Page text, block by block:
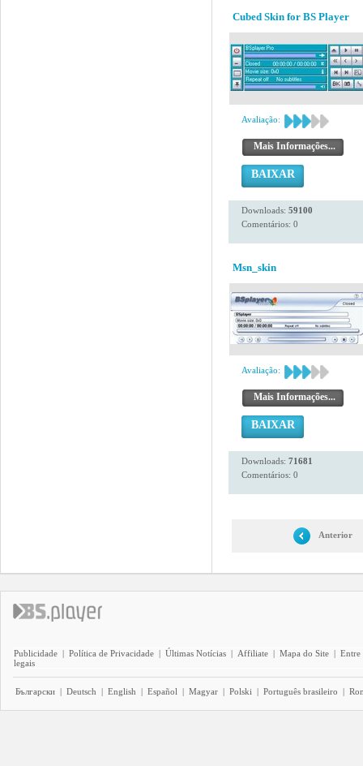
Cubed Skin for BS Player
Avaliação:
Mais Informações...
BAIXAR
Downloads: 59100
Comentários: 0
Msn_skin
Avaliação:
Mais Informações...
BAIXAR
Downloads: 71681
Comentários: 0
Anterior
Publicidade | Política de Privacidade | Últimas Notícias | Affiliate | Mapa do Site | Entre
legais
Български | Deutsch | English | Español | Magyar | Polski | Português brasileiro |